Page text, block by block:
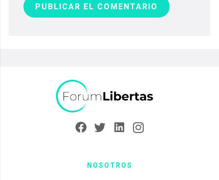
PUBLICAR EL COMENTARIO
NOSOTROS